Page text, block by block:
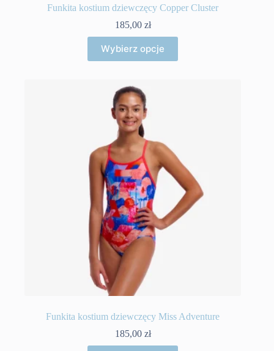
Funkita kostium dziewczęcy Copper Cluster
185,00 zł
Wybierz opcje
produkt
ma
wariantów.
Opcje
można
wybrać
na
stronie
produktu
Funkita kostium dziewczęcy Miss Adventure
185,00 zł